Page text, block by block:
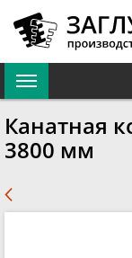
Канатная
3800 мм